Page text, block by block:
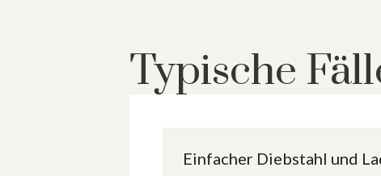
Typische
Einfacher Diebstahl und